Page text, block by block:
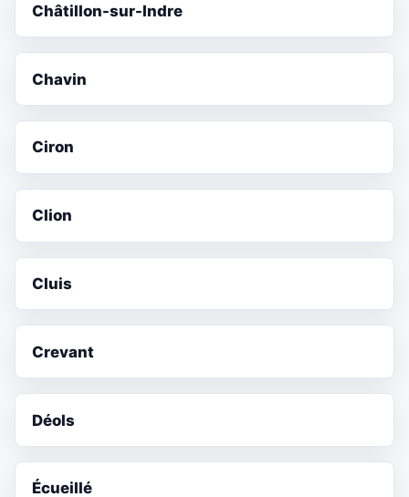
Châtillon-sur-Indre
Chavin
Ciron
Clion
Cluis
Crevant
Déols
Écueillé